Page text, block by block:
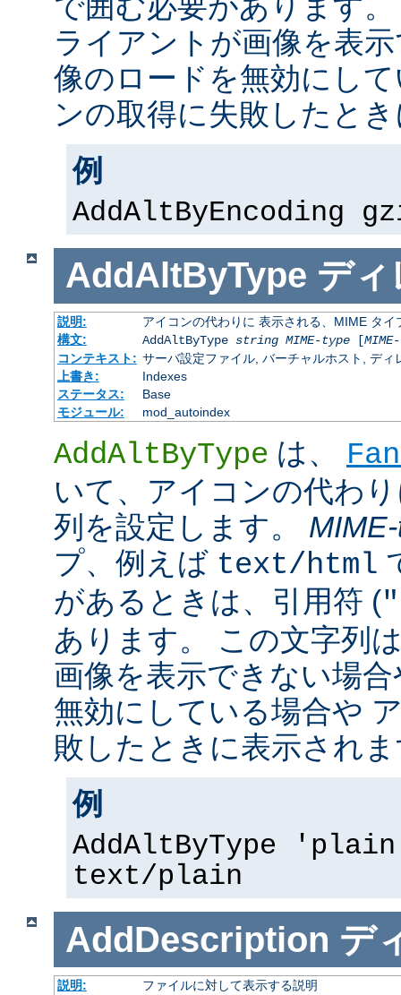
ライアントが画像を表
像のロードを無効にし
ンの取得に失敗したと
例
AddAltByEncoding
AddAltByType ディ
説明:
アイコンの代わりに 表示される、MIME タ
構文:
AddAltByType string MIME-type[
コンテキスト: サーバ設定ファイル, バーチャルホスト, ディ
上書き:
Indexes
ステータス:
Base
モジュール:
mod_autoindex
AddAltByType は、
いて、アイコンの代わ
列を設定します。
プ、例えば text/html
があるときは、引用符 ("
あります。 この文字列
画像を表示できない場
無効にしている場合や
敗したときに表示され
例
AddAltByType
text/plain
AddDescription デ
説明:
ファイルに対して表示する説明